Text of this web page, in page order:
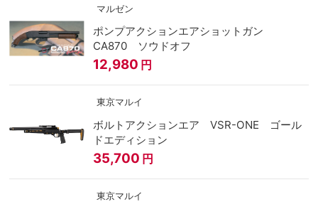
マルゼン
ポンプアクションエアショットガン
CA870 ソウドオフ
12,980 円
東京マルイ
ボルトアクションエア VSR-ONE ゴール
ドエディション
35,700 円
東京マルイ